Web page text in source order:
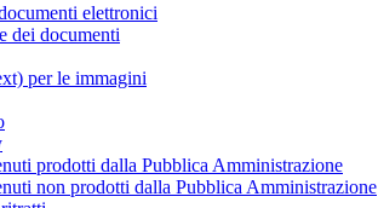
elettronici
dei documenti
per le immagini
prodotti dalla Pubblica Amministrazione
non prodotti dalla Pubblica Amministrazione